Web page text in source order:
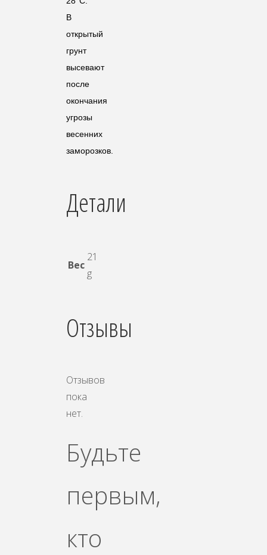
В
открытый
грунт
высевают
после
окончания
угрозы
весенних
заморозков.
Детали
Вес
21
g
Отзывы
Отзывов
пока
нет.
Будьте
первым,
кто